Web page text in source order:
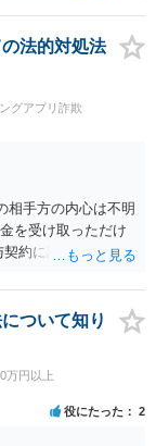
い、などの要望を
送信してしまいま
の写真を交換して
たので教えたりと
、青少年条例違反
らなくても処罰可
法的対処法
グアプリ詐欺
相手方の内心は不明
を受け取っただけ
約に該当すると思
い。 ご不安であれ
せん。 以上、ご参
ついて知り
万円以上
役にたった 2